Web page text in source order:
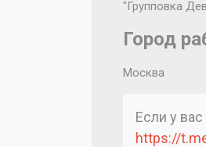
"Групповка
Город
Москва
Если у
https://